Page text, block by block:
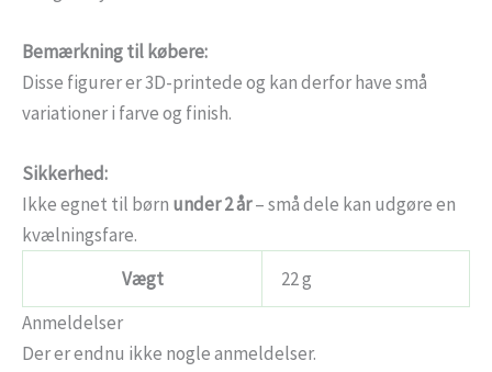
Bemærkning til købere:
Disse figurer er 3D-printede og kan derfor have små
variationer i farve og finish.
Sikkerhed:
Ikke egnet til børn under 2 år– små dele kan udgøre en
kvælningsfare.
Vægt
22 g
Anmeldelser
Der er endnu ikke nogle anmeldelser.